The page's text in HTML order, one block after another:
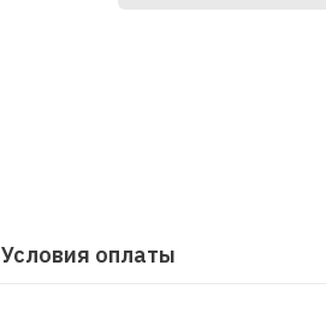
Условия оплаты